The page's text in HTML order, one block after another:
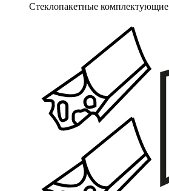
Стеклопакетные комплектующие